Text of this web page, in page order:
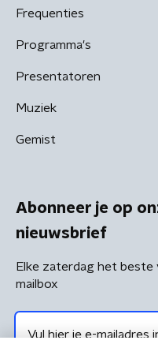
Frequenties
Programma's
Presentatoren
Muziek
Gemist
Abonneer je op
nieuwsbrief
Elke zaterdag het beste
mailbox